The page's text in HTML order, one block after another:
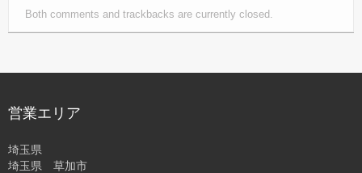
Both comments and trackbacks are currently closed.
営業エリア
埼玉県
埼玉県 草加市